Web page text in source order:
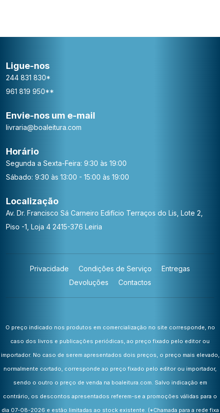
Ligue-nos
244 831 830*
961 819 950**
Envie-nos um e-mail
livraria@boaleitura.com
Horário
Segunda a Sexta-Feira: 9:30 às 19:00
Sábado: 9:30 às 13:00 - 15:00 às 19:00
Localização
Av. Dr. Francisco Sá Carneiro Edifício Terraços do Lis, Lote 2,
Piso -1, Loja 4 2415-376 Leiria
Privacidade Condições de Serviço
Entregas
Devoluções
Contactos
O preço indicado nos produtos em comercialização no site corresponde, no
caso dos livros e publicações periódicas, ao preço fixado pelo editor ou
importador. No caso de serem apresentados dois preços, o preço mais elevado,
normalmente cortado, corresponde ao preço fixado pelo editor ou importador,
sendo o outro o preço de venda na boaleitura.com. Salvo indicação em
contrário, os descontos apresentados referem-se a promoções válidas para o
dia 07-08-2026 e estão limitadas ao stock existente. (*Chamada para a rede fixa